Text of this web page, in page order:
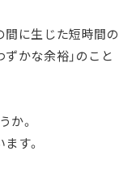
間に生じた短時間の
かな余裕」のこと
か。
す。